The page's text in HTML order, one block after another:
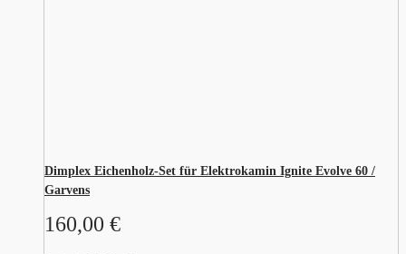
Dimplex Eichenholz-Set für Elektrokamin Ignite Evolve 60 /
Garvens
160,00 €